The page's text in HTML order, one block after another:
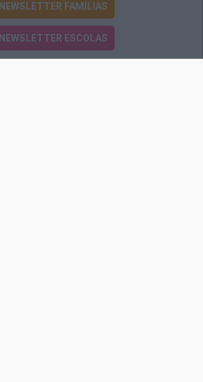
NEWSLETTER FAMÍLIAS
NEWSLETTER ESCOLAS